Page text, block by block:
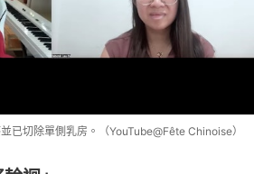
已切除單側乳房。（YouTube@Fête Chinoise）